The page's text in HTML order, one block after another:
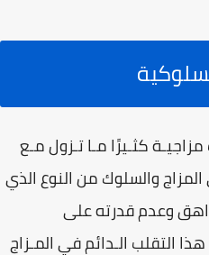
كثـيرًا مـا تـزول مـع
والسلوك من النوع الذي
وعدم قدرته على
التقلب الـدائم في المـزاج